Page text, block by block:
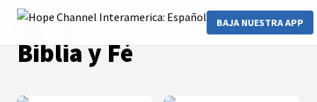
BAJA NUESTRA APP
Biblia y Fé